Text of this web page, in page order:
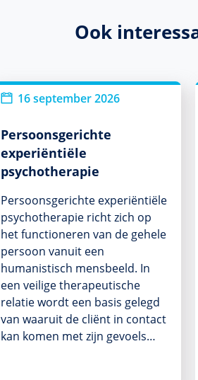
Ook
16 september 2026
Persoonsgerichte
experiëntiële
psychotherapie
Persoonsgerichte experiëntiële
psychotherapie richt zich op
het functioneren van de gehele
persoon vanuit een
humanistisch mensbeeld. In
een veilige therapeutische
relatie wordt een basis gelegd
van waaruit de cliënt in contact
kan komen met zijn gevoels…